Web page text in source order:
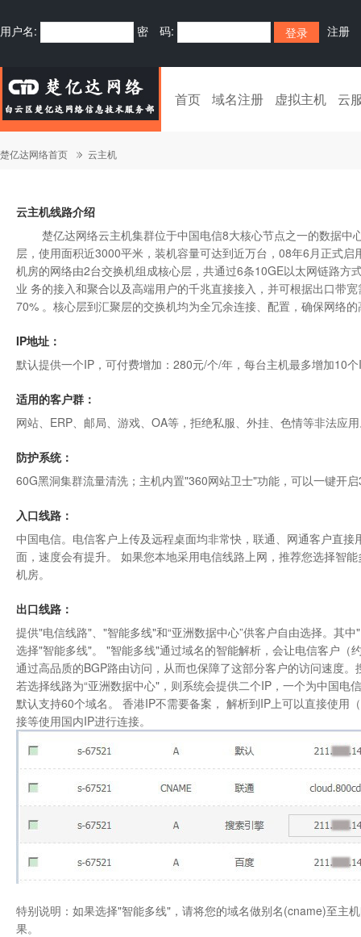
用户名: 密 码: 注册
首页 域名注册 虚拟主机 云
楚亿达网络首页 云主机
云主机线路介绍
楚亿达网络云主机集群位于中国电信8大核心节点之一的数据中
层，使用面积近3000平米，装机容量可达到近万台，08年6月正式
机房的网络由2台交换机组成核心层，共通过6条10GE以太网链路
业 务的接入和聚合以及高端用户的千兆直接接入，并可根据出口带
70% 。核心层到汇聚层的交换机均为全冗余连接、配置，确保网络
IP地址：
默认提供一个IP，可付费增加：280元/个/年，每台主机最多增加10
适用的客户群：
网站、ERP、邮局、游戏、OA等，拒绝私服、外挂、色情等非法应
防护系统：
60G黑洞集群流量清洗；主机内置"360网站卫士"功能，可以一键开
入口线路：
中国电信。电信客户上传及远程桌面均非常快，联通、网通客户直
面，速度会有提升。 如果您本地采用电信线路上网，推荐您选择智
机房。
出口线路：
提供"电信线路"、"智能多线"和“亚洲数据中心”供客户自由选择。其
选择"智能多线"。 "智能多线"通过域名的智能解析，会让电信客户
通过高品质的BGP路由访问，从而也保障了这部分客户的访问速度
若选择线路为“亚洲数据中心" ，则系统会提供二个IP，一个为中国电
默认支持60个域名。 香港IP不需要备案， 解析到IP上可以直接使用
接等使用国内IP进行连接。
特别说明：如果选择"智能多线"，请将您的域名做别名(cname)至主
果。